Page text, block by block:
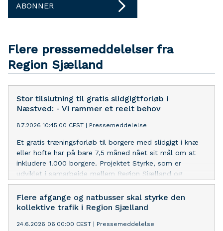
ABONNER
Flere pressemeddelelser fra
Region Sjælland
Stor tilslutning til gratis slidgigtforløb i
Næstved: - Vi rammer et reelt behov
8.7.2026 10:45:00 CEST | Pressemeddelelse
Et gratis træningsforløb til borgere med slidgigt i knæ
eller hofte har på bare 7,5 måned nået sit mål om at
inkludere 1.000 borgere. Projektet Styrke, som er
udviklet i samarbejde mellem Region Sjælland og
Næstved Kommune, var oprindeligt planlagt til at løbe
over tre år.
Flere afgange og natbusser skal styrke den
kollektive trafik i Region Sjælland
24.6.2026 06:00:00 CEST | Pressemeddelelse